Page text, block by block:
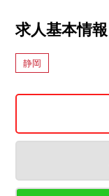
求人基本情報
静岡